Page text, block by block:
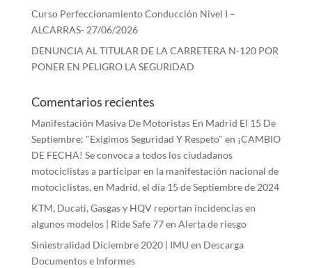
Curso Perfeccionamiento Conducción Nivel I –
ALCARRAS- 27/06/2026
DENUNCIA AL TITULAR DE LA CARRETERA N-120 POR
PONER EN PELIGRO LA SEGURIDAD
Comentarios recientes
Manifestación Masiva De Motoristas En Madrid El 15 De
Septiembre: "Exigimos Seguridad Y Respeto" en ¡CAMBIO
DE FECHA! Se convoca a todos los ciudadanos
motociclistas a participar en la manifestación nacional de
motociclistas, en Madrid, el día 15 de Septiembre de 2024
KTM, Ducati, Gasgas y HQV reportan incidencias en
algunos modelos | Ride Safe 77en Alerta de riesgo
Siniestralidad Diciembre 2020 | IMU en Descarga
Documentos e Informes